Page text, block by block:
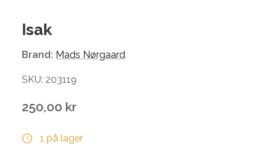
Isak
Brand: Mads Nørgaard
SKU: 203119
250,00 kr
1 på lager